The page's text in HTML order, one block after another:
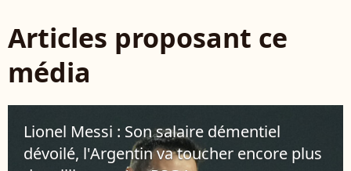
Articles proposant ce
média
Lionel Messi : Son salaire démentiel
dévoilé, l'Argentin va toucher encore plus